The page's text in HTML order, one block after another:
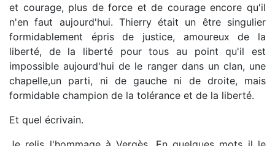
et courage, plus de force et de courage encore qu'il
n'en faut aujourd'hui. Thierry était un être singulier
formidablement épris de justice, amoureux de la
liberté, de la liberté pour tous au point qu'il est
impossible aujourd'hui de le ranger dans un clan, une
chapelle,un parti, ni de gauche ni de droite, mais
formidable champion de la tolérance et de la liberté.
Et quel écrivain.